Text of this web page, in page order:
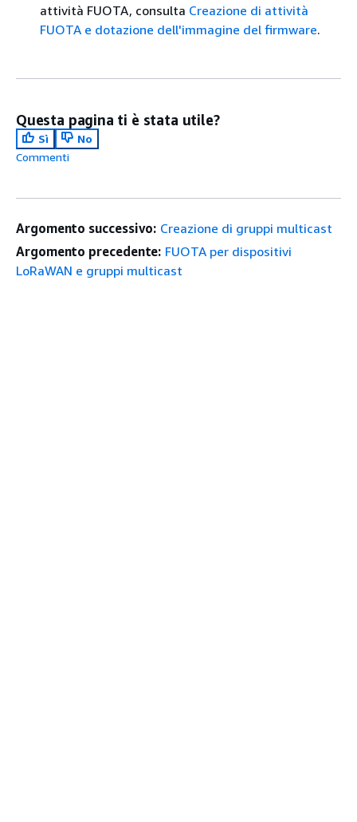
attività FUOTA, consulta Creazione di attività
FUOTA e dotazione dell'immagine del firmware.
Questa pagina ti è stata utile?
Sì
No
Commenti
Argomento successivo: Creazione di gruppi multicast
Argomento precedente: FUOTA per dispositivi
LoRaWAN e gruppi multicast